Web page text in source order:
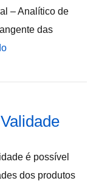
– Analítico de
das
é possível
dos produtos